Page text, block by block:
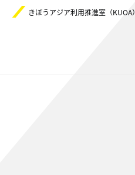
きぼうアジア利用推進室（KUOA）